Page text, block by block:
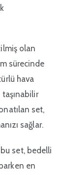
olan
sürecinde
hava
set,
sağlar.
set, bedelli
en